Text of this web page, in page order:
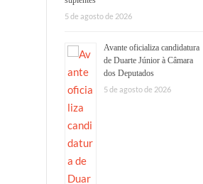
5 de agosto de 2026
Avante oficializa candidatura
de Duarte Júnior à Câmara
dos Deputados
5 de agosto de 2026